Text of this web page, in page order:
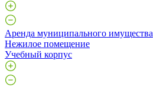
Аренда муниципального имущества
Нежилое помещение
Учебный корпус